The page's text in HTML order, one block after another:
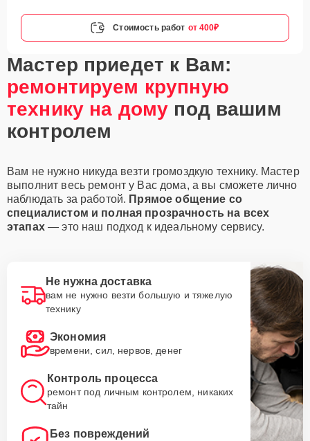
Стоимость работ от 400₽
Мастер приедет к Вам:
ремонтируем крупную
технику на дому под вашим
контролем
Вам не нужно никуда везти громоздкую технику. Мастер
выполнит весь ремонт у Вас дома, а вы сможете лично
наблюдать за работой. Прямое общение со
специалистом и полная прозрачность на всех
этапах— это наш подход к идеальному сервису.
Не нужна доставка
вам не нужно везти большую и тяжелую
технику
Экономия
времени, сил, нервов, денег
Контроль процесса
ремонт под личным контролем, никаких
тайн
Без повреждений